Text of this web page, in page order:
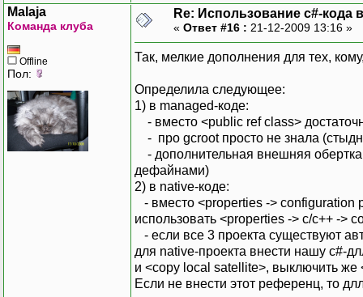
Malaja
Команда клуба
Offline
Пол:
Re: Использование c#-кода
« Ответ #16 : 21-12-2009 13:16 »
Так, мелкие дополнения для тех,
Определила следующее:
1) в managed-коде:
- вместо <public ref class>
- про gcroot просто не знала
- дополнительная внешняя
дефайнами)
2) в native-коде:
- вместо <properties ->
использовать <properties -> c/c++ ->
- если все 3 проекта существуют
для native-проекта внести нашу c#-
и <copy local satellite>, выключить
Если не внести этот референц, то